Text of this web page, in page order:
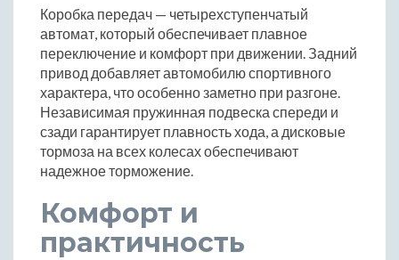
Коробка передач — четырехступенчатый
автомат, который обеспечивает плавное
переключение и комфорт при движении. Задний
привод добавляет автомобилю спортивного
характера, что особенно заметно при разгоне.
Независимая пружинная подвеска спереди и
сзади гарантирует плавность хода, а дисковые
тормоза на всех колесах обеспечивают
надежное торможение.
Комфорт и
практичность